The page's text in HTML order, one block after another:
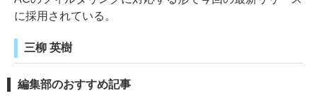
に採用されている。
三柳 英樹
編集部のおすすめ記事